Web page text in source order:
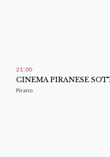
21 : 00
CINEMA PIRANESE
Pirano